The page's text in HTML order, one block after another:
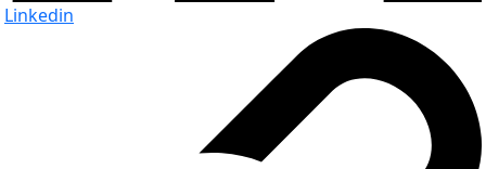
Linkedin